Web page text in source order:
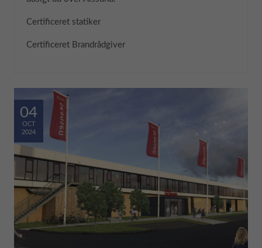
Certificeret statiker
Certificeret Brandrådgiver
04
OCT
2024